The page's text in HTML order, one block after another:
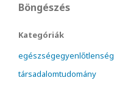
Böngészés
Kategóriák
egészségegyenlőtlenség
társadalomtudomány